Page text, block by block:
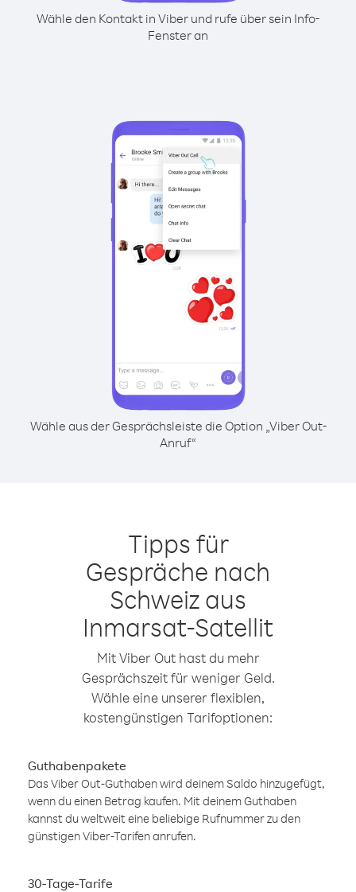
Wähle den Kontakt in Viber und rufe über sein Info-
Fenster an
Wähle aus der Gesprächsleiste die Option „Viber Out-
Anruf“
Tipps für
Gespräche nach
Schweiz aus
Inmarsat-Satellit
Mit Viber Out hast du mehr
Gesprächszeit für weniger Geld.
Wähle eine unserer flexiblen,
kostengünstigen Tarifoptionen:
Guthabenpakete
Das Viber Out-Guthaben wird deinem Saldo hinzugefügt,
wenn du einen Betrag kaufen. Mit deinem Guthaben
kannst du weltweit eine beliebige Rufnummer zu den
günstigen Viber-Tarifen anrufen.
30-Tage-Tarife